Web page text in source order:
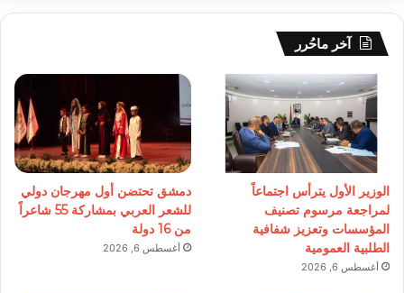
آخر ماحُرر
الوزير الأول يترأس اجتماعاً
لمراجعة مرسوم تصنيف
المؤسسات وتعزيز شفافية
الطلبية العمومية
أغسطس 6, 2026
دمشق تحتضن أول مهرجان دولي
للشعر العربي بمشاركة 55 شاعراً
من 16 دولة
أغسطس 6, 2026